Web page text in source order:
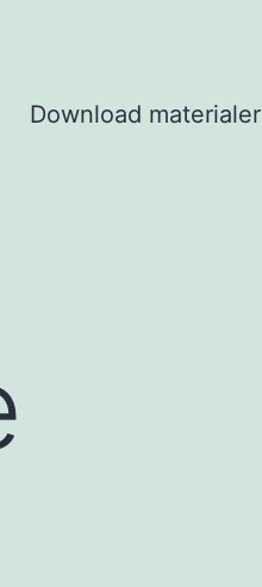
Åbn
Download materialer